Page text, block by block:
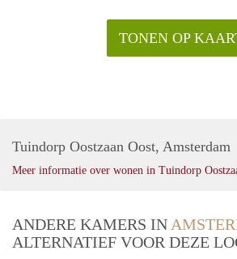
TONEN OP
Tuindorp Oostzaan Oost, Amsterdam
Meer informatie over wonen in Tuindorp
ANDERE KAMERS IN
ALTERNATIEF VOOR DEZE